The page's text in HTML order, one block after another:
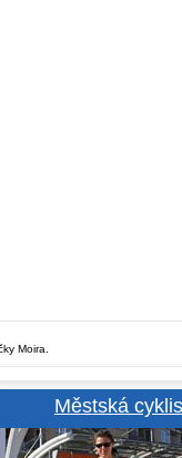
Moira.
Městská